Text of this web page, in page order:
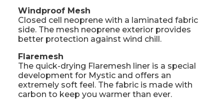
Windproof Mesh
Closed cell neoprene with a laminated fabric
side. The mesh neoprene exterior provides
better protection against wind chill.
Flaremesh
The quick-drying Flaremesh liner is a special
development for Mystic and offers an
extremely soft feel. The fabric is made with
carbon to keep you warmer than ever.